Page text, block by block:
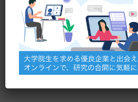
したリサーチを行い、必要であ
認することが欠かせません。そ
件を明文化しておくことで、誤
で確実な発注プロセスを実現す
す。